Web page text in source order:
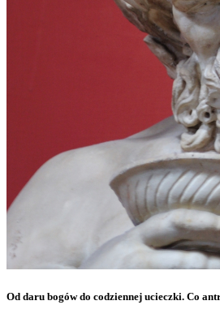
Od daru bogów do codziennej ucieczki. Co